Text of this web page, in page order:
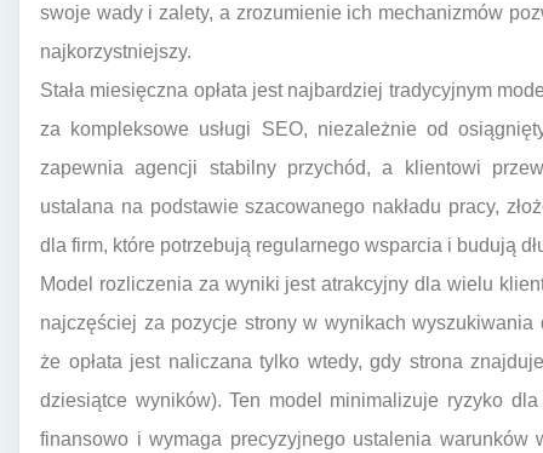
swoje wady i zalety, a zrozumienie ich mechanizmów
najkorzystniejszy.
Stała miesięczna opłata jest najbardziej tradycyjnym
za kompleksowe usługi SEO, niezależnie od
zapewnia agencji stabilny przychód, a klientowi
ustalana na podstawie szacowanego nakładu pracy,
dla firm, które potrzebują regularnego wsparcia i budują
Model rozliczenia za wyniki jest atrakcyjny dla wielu
najczęściej za pozycje strony w wynikach
że opłata jest naliczana tylko wtedy, gdy strona
dziesiątce wyników). Ten model minimalizuje ryzyko
finansowo i wymaga precyzyjnego ustalenia warunków